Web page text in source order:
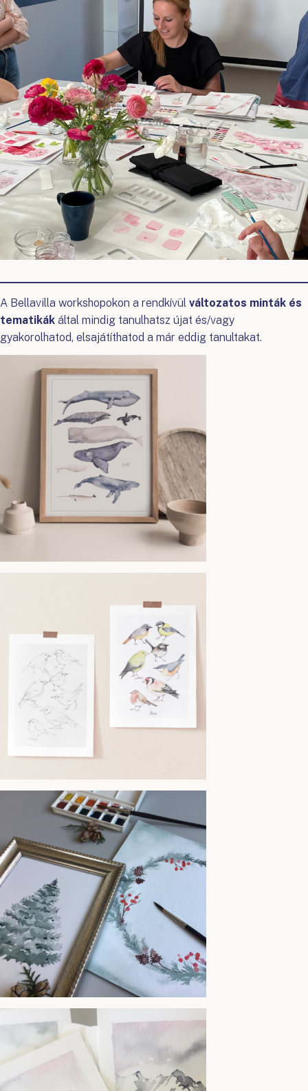
A Bellavilla workshopokon a rendkívül változatos minták és
tematikák által mindig tanulhatsz újat és/vagy
gyakorolhatod, elsajátíthatod a már eddig tanultakat.